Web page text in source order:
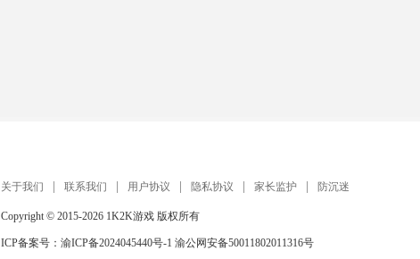
关于我们 联系我们 用户协议 隐私协议 家长监护 防沉迷
Copyright © 2015-2026 1K2K游戏 版权所有
ICP备案号： 渝ICP备2024045440号-1 渝公网安备50011802011316号